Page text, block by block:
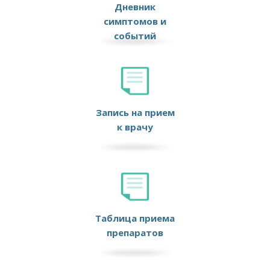
Дневник
симптомов и
событий
Запись на прием
к врачу
Таблица приема
препаратов